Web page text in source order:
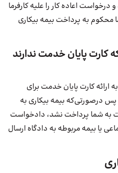
اعاده کار را علیه کارفرما
محکوم به پرداخت بیمه بیکاری
کارت پایان خدمت ندارند
ارائه کارت پایان خدمت برای
پس درصورتی‌که بیمه بیکاری به
به شما پرداخت نشد، دادخواست
یا بیمه مربوطه به دادگاه ارسال